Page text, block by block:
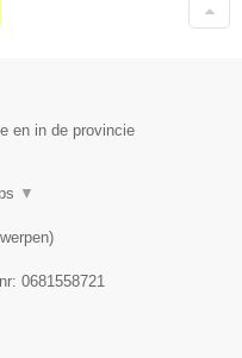
en in de provincie
▼
)
0681558721